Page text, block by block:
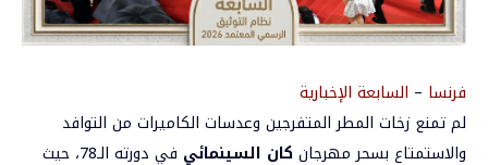
فرنسا – السابعة الإخبارية
لم تمنع زخات المطر المتفرجين وعدسات الكاميرات من التوافد
والاستمتاع بسحر مهرجانكان السينمائي
في دورته الـ78، حيث